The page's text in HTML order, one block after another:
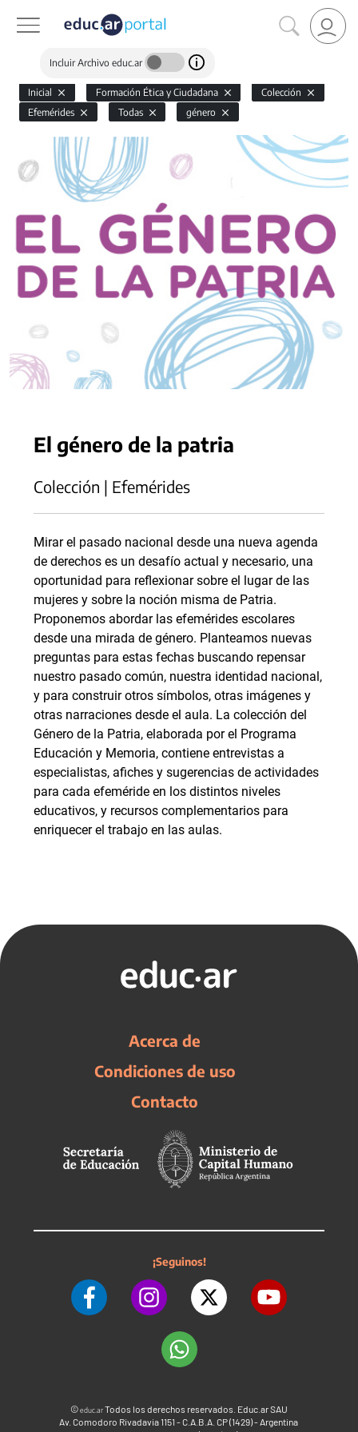
Incluir Archivo educ.ar
Inicial Formación Ética y Ciudadana
Colección
Efemérides
Todas género
El género de la patria
Colección | Efemérides
Mirar el pasado nacional desde una nueva agenda
de derechos es un desafío actual y necesario, una
oportunidad para reflexionar sobre el lugar de las
mujeres y sobre la noción misma de Patria.
Proponemos abordar las efemérides escolares
desde una mirada de género. Planteamos nuevas
preguntas para estas fechas buscando repensar
nuestro pasado común, nuestra identidad nacional,
y para construir otros símbolos, otras imágenes y
otras narraciones desde el aula. La colección del
Género de la Patria, elaborada por el Programa
Educación y Memoria, contiene entrevistas a
especialistas, afiches y sugerencias de actividades
para cada efeméride en los distintos niveles
educativos, y recursos complementarios para
enriquecer el trabajo en las aulas.
Acerca de
Condiciones de uso
Contacto
¡Seguinos!
©educ.arTodos los derechos reservados. Educ.ar SAU
Av. Comodoro Rivadavia 1151 - C.A.B.A. CP (1429) - Argentina